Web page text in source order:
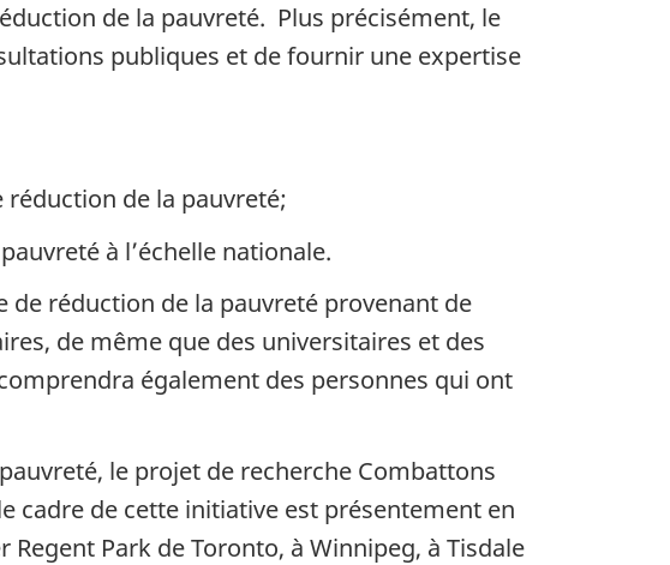
de la pauvreté. Plus précisément, le
publiques et de fournir une expertise
de la pauvreté;
à l’échelle nationale.
de réduction de la pauvreté provenant de
de même que des universitaires et des
également des personnes qui ont
le projet de recherche Combattons
cadre de cette initiative est présentement en
Park de Toronto, à Winnipeg, à Tisdale